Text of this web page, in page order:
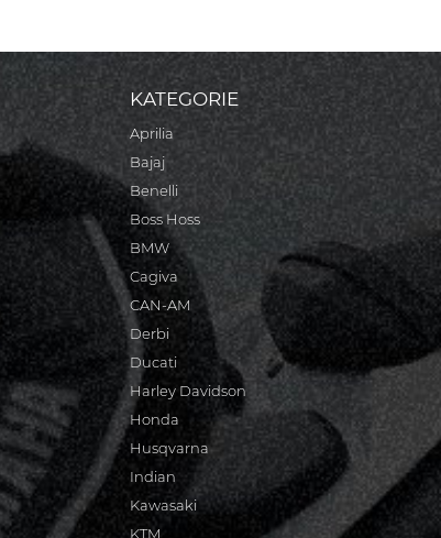
KATEGORIE
Aprilia
Bajaj
Benelli
Boss Hoss
BMW
Cagiva
CAN-AM
Derbi
Ducati
Harley Davidson
Honda
Husqvarna
Indian
Kawasaki
KTM